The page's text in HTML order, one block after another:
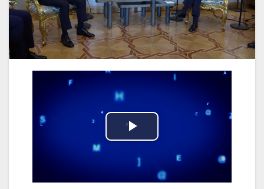
P
l